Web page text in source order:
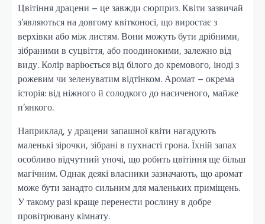
Цвітіння драцени – це завжди сюрприз. Квіти зазвичай
з’являються на довгому квітконосі, що виростає з
верхівки або між листям. Вони можуть бути дрібними,
зібраними в суцвіття, або поодинокими, залежно від
виду. Колір варіюється від білого до кремового, іноді з
рожевим чи зеленуватим відтінком. Аромат – окрема
історія: від ніжного й солодкого до насиченого, майже
п’янкого.
Наприклад, у драцени запашної квіти нагадують
маленькі зірочки, зібрані в пухнасті грона. Їхній запах
особливо відчутний уночі, що робить цвітіння ще більш
магічним. Однак деякі власники зазначають, що аромат
може бути занадто сильним для маленьких приміщень.
У такому разі краще перенести рослину в добре
провітрювану кімнату.